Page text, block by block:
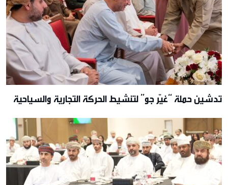
تدشين حملة “غيّر جو” لتنشيط الحركة التجارية والسياحية